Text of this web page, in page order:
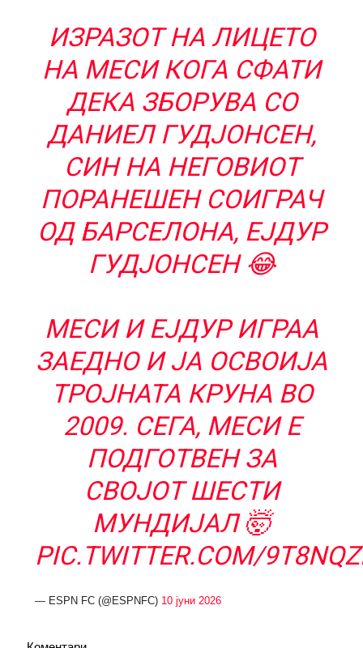
ИЗРАЗОТ НА ЛИЦЕТО
НА МЕСИ КОГА СФАТИ
ДЕКА ЗБОРУВА СО
ДАНИЕЛ ГУДЈОНСЕН,
СИН НА НЕГОВИОТ
ПОРАНЕШЕН СОИГРАЧ
ОД БАРСЕЛОНА, ЕЈДУР
ГУДЈОНСЕН 😂
МЕСИ И ЕЈДУР ИГРАА
ЗАЕДНО И ЈА ОСВОИЈА
ТРОЈНАТА КРУНА ВО
2009. СЕГА, МЕСИ Е
ПОДГОТВЕН ЗА
СВОЈОТ ШЕСТИ
MУНДИЈАЛ 🤯
PIC.TWITTER.COM/
— ESPN FC (@ESPNFC) 10 јуни 2026